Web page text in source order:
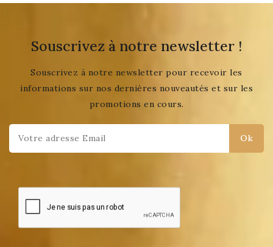
Souscrivez à notre newsletter !
Souscrivez à notre newsletter pour recevoir les
informations sur nos dernières nouveautés et sur les
promotions en cours.